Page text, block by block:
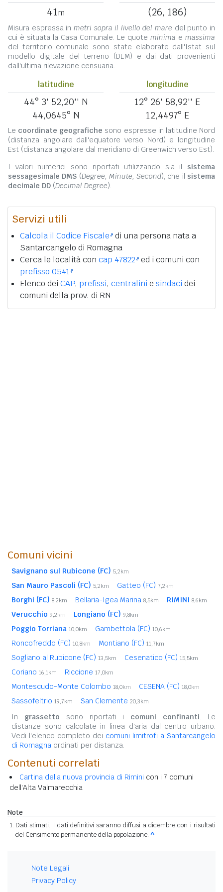
41m (26, 186)
Misura espressa in metri sopra il livello del mare del punto in
cui è situata la Casa Comunale. Le quote minima e massima
del territorio comunale sono state elaborate dall'Istat sul
modello digitale del terreno (DEM) e dai dati provenienti
dall'ultima rilevazione censuaria.
latitudine
44° 3' 52,20'' N
44,0645° N
longitudine
12° 26' 58,92'' E
12,4497° E
Le coordinate geografiche sono espresse in latitudine Nord
(distanza angolare dall'equatore verso Nord) e longitudine
Est (distanza angolare dal meridiano di Greenwich verso Est).
I valori numerici sono riportati utilizzando sia il sistema
sessagesimale DMS (Degree, Minute, Second), che il sistema
decimale DD (Decimal Degree).
Servizi utili
Calcola il Codice Fiscale di una persona nata a
Santarcangelo di Romagna
Cerca le località con cap 47822 ed i comuni con
prefisso 0541
Elenco dei CAP, prefissi, centralini e sindaci dei
comuni della prov. di RN
Comuni vicini
Savignano sul Rubicone (FC) 5,2km
San Mauro Pascoli (FC) 5,2km Gatteo (FC) 7,2km
Borghi (FC) 8,2km Bellaria-Igea Marina 8,5km RIMINI 8,6km
Verucchio 9,2km Longiano (FC) 9,8km
Poggio Torriana 10,0km Gambettola (FC) 10,6km
Roncofreddo (FC) 10,8km Montiano (FC) 11,7km
Sogliano al Rubicone (FC) 13,5km Cesenatico (FC) 15,5km
Coriano 16,1km Riccione 17,0km
Montescudo-Monte Colombo 18,0km CESENA (FC) 18,0km
Sassofeltrio 19,7km San Clemente 20,3km
In grassetto sono riportati i comuni confinanti. Le
distanze sono calcolate in linea d'aria dal centro urbano.
Vedi l'elenco completo dei comuni limitrofi a Santarcangelo
di Romagna ordinati per distanza.
Contenuti correlati
Cartina della nuova provincia di Rimini con i 7 comuni
dell'Alta Valmarecchia
Note
Dati stimati. I dati definitivi saranno diffusi a dicembre con i risultati
del Censimento permanente della popolazione. ^
Note Legali
Privacy Policy